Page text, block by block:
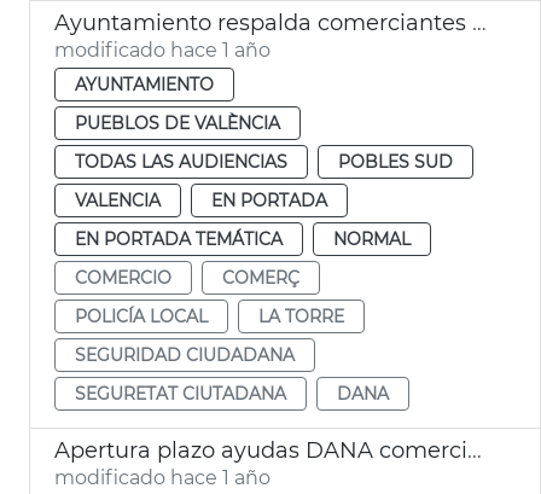
Ayuntamiento respalda comerciantes Pobles del Sud
modificado hace 1 año
AYUNTAMIENTO
PUEBLOS DE VALÈNCIA
TODAS LAS AUDIENCIAS
POBLES SUD
VALENCIA
EN PORTADA
EN PORTADA TEMÁTICA
NORMAL
COMERCIO
COMERÇ
POLICÍA LOCAL
LA TORRE
SEGURIDAD CIUDADANA
SEGURETAT CIUTADANA
DANA
Apertura plazo ayudas DANA comercio València
modificado hace 1 año